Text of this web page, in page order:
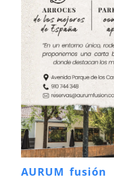
AURUM fusión